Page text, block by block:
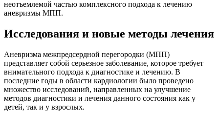
неотъемлемой частью комплексного подхода к лечению
аневризмы МПП.
Исследования и новые методы лечения
Аневризма межпредсердной перегородки (МПП)
представляет собой серьезное заболевание, которое требует
внимательного подхода к диагностике и лечению. В
последние годы в области кардиологии было проведено
множество исследований, направленных на улучшение
методов диагностики и лечения данного состояния как у
детей, так и у взрослых.